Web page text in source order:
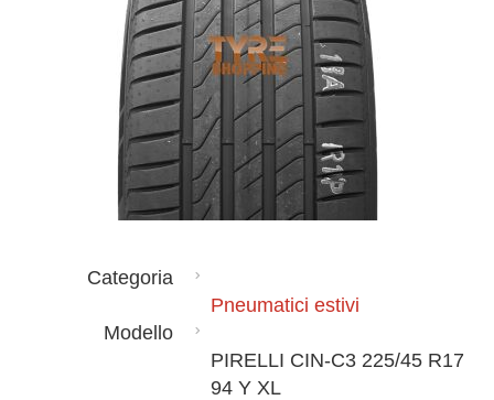
Categoria
Pneumatici estivi
Modello
PIRELLI CIN-C3 225/45 R17
94 Y XL